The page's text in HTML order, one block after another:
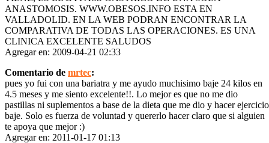
ANASTOMOSIS. WWW.OBESOS.INFO ESTA EN
VALLADOLID. EN LA WEB PODRAN ENCONTRAR LA
COMPARATIVA DE TODAS LAS OPERACIONES. ES UNA
CLINICA EXCELENTE SALUDOS
Agregar en: 2009-04-21 02:33
Comentario de mrtec:
pues yo fui con una bariatra y me ayudo muchisimo baje 24 kilos en
4.5 meses y me siento excelente!!. Lo mejor es que no me dio
pastillas ni suplementos a base de la dieta que me dio y hacer ejercicio
baje. Solo es fuerza de voluntad y quererlo hacer claro que si alguien
te apoya que mejor :)
Agregar en: 2011-01-17 01:13